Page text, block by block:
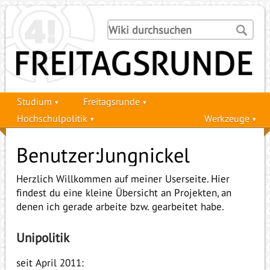
Studium
Freitagsrunde
Hochschulpolitik
Werkzeuge
Benutzer:Jungnickel
Herzlich Willkommen auf meiner Userseite. Hier
findest du eine kleine Übersicht an Projekten, an
denen ich gerade arbeite bzw. gearbeitet habe.
Unipolitik
seit April 2011: